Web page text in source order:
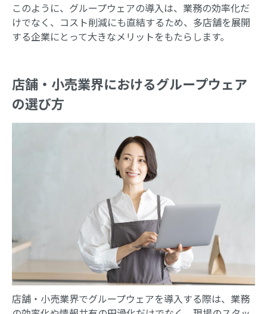
このように、グループウェアの導入は、業務の効率化だ
けでなく、コスト削減にも直結するため、多店舗を展開
する企業にとって大きなメリットをもたらします。
店舗・小売業界におけるグループウェア
の選び方
店舗・小売業界でグループウェアを導入する際は、業務